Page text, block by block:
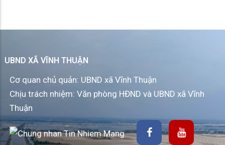
UBND XÃ VĨNH THUẬN
Cơ quan chủ quản: UBND xã Vĩnh Thuận
Chịu trách nhiệm: Văn phòng HĐND và UBND xã Vĩnh
Thuận